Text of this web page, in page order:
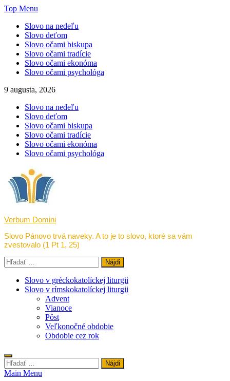
Skip
content
Top Menu
Slovo na nedeľu
Slovo deťom
Slovo očami biskupa
Slovo očami tradície
Slovo očami ekonóma
Slovo očami psychológa
9 augusta, 2026
Slovo na nedeľu
Slovo deťom
Slovo očami biskupa
Slovo očami tradície
Slovo očami ekonóma
Slovo očami psychológa
Verbum Domini
Slovo Pánovo trvá naveky. A to je to slovo, ktoré sa vám
zvestovalo (1 Pt 1, 25)
Hľadať:
Slovo v gréckokatolíckej liturgii
Slovo v rímskokatolíckej liturgii
Advent
Vianoce
Pôst
Veľkonočné obdobie
Obdobie cez rok
Hľadať:
Main Menu